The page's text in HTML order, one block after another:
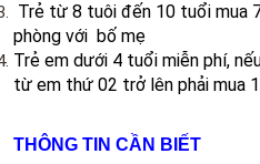
Trẻ từ 8 tuôi đến 10 tuổi mua
phòng với bố mẹ
Trẻ em dưới 4 tuổi miễn phí,
từ em thứ 02 trở lên phải mua
THÔNG TIN CẦN BIẾT